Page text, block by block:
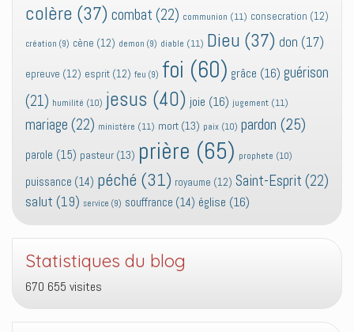
colère (37) combat (22) communion (11) consecration (12)
création (9) cène (12) demon (9) diable (11) Dieu (37) don (17)
epreuve (12) esprit (12) feu (9) foi (60) grâce (16) guérison
(21) humilité (10) jesus (40) joie (16) jugement (11)
mariage (22) ministère (11) mort (13) paix (10) pardon (25)
parole (15) pasteur (13) prière (65) prophete (10)
puissance (14) péché (31) royaume (12) Saint-Esprit (22)
salut (19) service (9) souffrance (14) église (16)
Statistiques du blog
670 655 visites